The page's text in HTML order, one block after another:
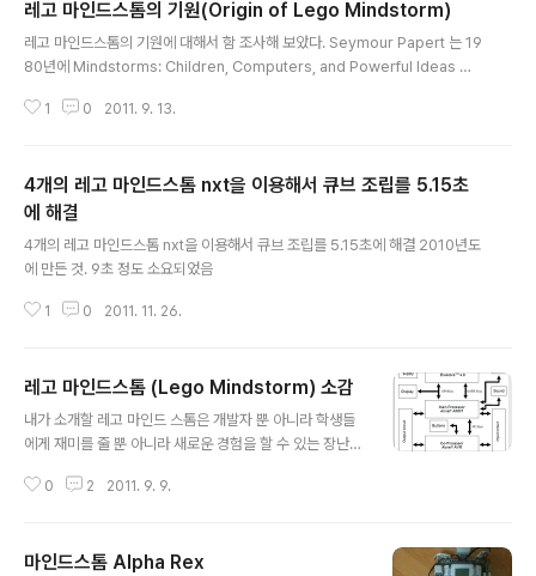
레고 마인드스톰의 기원(Origin of Lego Mindstorm)
레고 마인드스톰의 기원에 대해서 함 조사해 보았다. Seymour Papert 는 19
80년에 Mindstorms: Children, Computers, and Powerful Ideas 이
여 자연적인 지식과 툴들을 가지고 기계들의 동작원리를 구현할 수 있도록 돕는
n Piaget의 학생이었다. Piaget는 당시 아이들에게 수학과 물리을 가르치는
기존의 교육 방식에 비판적인 생각을 하고 있었다. 지식과 정보는 다른 것이고,
아이들의 심리적인 저항을 무시하는 교육이론은 ..
1 0 2011. 9. 13.
4개의 레고 마인드스톰 nxt을 이용해서 큐브 조립를 5.15초
에 해결
4개의 레고 마인드스톰 nxt을 이용해서 큐브 조립를 5.15초에 해결 2010년도
에 만든 것. 9초 정도 소요되었음
1 0 2011. 11. 26.
레고 마인드스톰 (Lego Mindstorm) 소감
내가 소개할 레고 마인드 스톰은 개발자 뿐 아니라 학생들
에게 재미를 줄 뿐 아니라 새로운 경험을 할 수 있는 장난감
라 생각되어 소개를 한다. 짧은 2달 동안 직접 마인드 스톰
고자 한다. 마인드스톰의 시작은 MIT Media 연구소에서
0 2 2011. 9. 9.
마인드스톰 Alpha Rex